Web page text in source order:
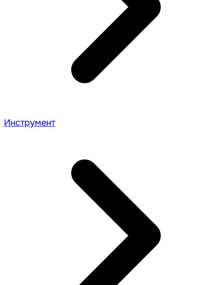
Инструмент